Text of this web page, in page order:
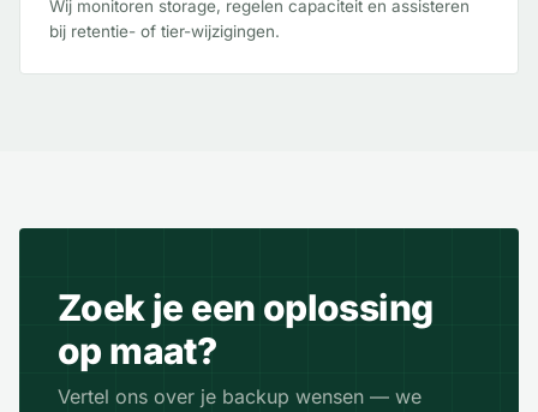
Wij monitoren storage, regelen capaciteit en assisteren
bij retentie- of tier-wijzigingen.
Zoek je een oplossing
op maat?
Vertel ons over je backup wensen — we